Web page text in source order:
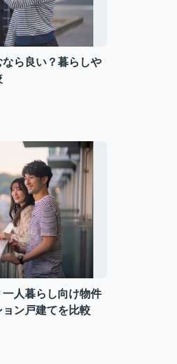
ら良い？暮らしや
人暮らし向け物件
ン戸建てを比較